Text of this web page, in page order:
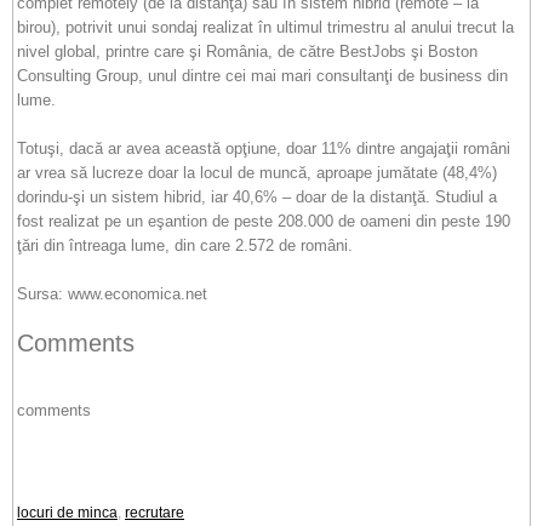
birou), potrivit unui sondaj realizat în ultimul trimestru al anului trecut la
nivel global, printre care şi România, de către BestJobs şi Boston
Consulting Group, unul dintre cei mai mari consultanţi de business din
lume.
Totuşi, dacă ar avea această opţiune, doar 11% dintre angajaţii români
ar vrea să lucreze doar la locul de muncă, aproape jumătate (48,4%)
dorindu-şi un sistem hibrid, iar 40,6% – doar de la distanţă. Studiul a
fost realizat pe un eşantion de peste 208.000 de oameni din peste 190
ţări din întreaga lume, din care 2.572 de români.
Sursa: www.economica.net
Comments
comments
locuri de minca, recrutare